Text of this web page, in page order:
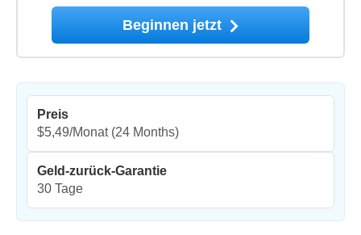
Beginnen jetzt
Preis
$5,49/Monat(24 Months)
Geld-zurück-Garantie
30 Tage